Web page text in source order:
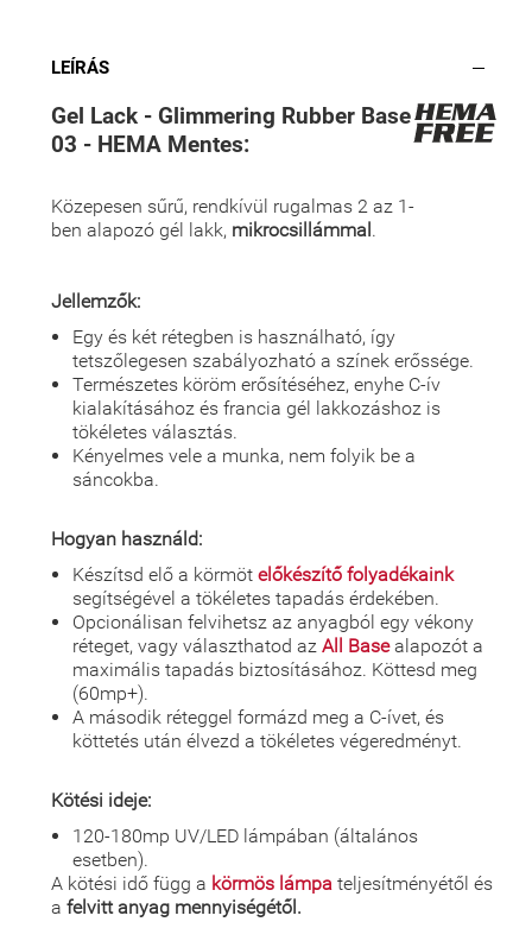
LEÍRÁS
Gel Lack - Glimmering Rubber Base
03 - HEMA Mentes:
Közepesen sűrű, rendkívül rugalmas 2 az 1-
ben alapozó gél lakk, mikrocsillámmal.
Jellemzők:
Egy és két rétegben is használható, így
tetszőlegesen szabályozható a színek erőssége.
Természetes köröm erősítéséhez, enyhe C-ív
kialakításához és francia gél lakkozáshoz is
tökéletes választás.
Kényelmes vele a munka, nem folyik be a
sáncokba.
Hogyan használd:
Készítsd elő a körmöt előkészítő folyadékaink
segítségével a tökéletes tapadás érdekében.
Opcionálisan felvihetsz az anyagból egy vékony
réteget, vagy választhatod az All Basealapozót a
maximális tapadás biztosításához. Köttesd meg
(60mp+).
A második réteggel formázd meg a C-ívet, és
köttetés után élvezd a tökéletes végeredményt.
Kötési ideje:
120-180mp UV/LED lámpában (általános
esetben).
A kötési idő függ a körmös lámpa teljesítményétől és
a felvitt anyag mennyiségétől.